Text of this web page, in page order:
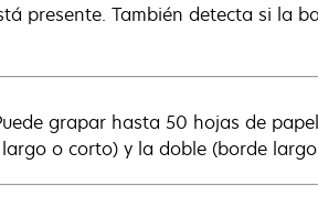
presente. También detecta si la
grapar hasta 50 hojas de
o corto) y la doble (borde